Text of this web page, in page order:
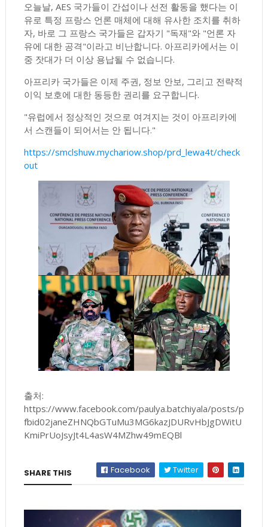
오늘날, AES 국가들이 간섭이나 선전 활동을 했다는 이
유로 특정 프랑스 언론 매체에 대해 유사한 조치를 취하
자, 바로 그 프랑스 국가들은 갑자기 "독재"와 "언론 자
유에 대한 공격"이라고 비난합니다. 아프리카에서는 이
중 잣대가 더 이상 용납될 수 없습니다.
아프리카 국가들은 이제 주권, 정보 안보, 그리고 전략적
이익 보호에 대한 동등한 권리를 요구합니다.
"유럽에서 정상적인 것으로 여겨지는 것이 아프리카에
서 스캔들이 되어서는 안 됩니다."
https://smclshuw.mychariow.shop/prd_lewa4t/check
out
출처:
https://www.facebook.com/paulya.batchiyala/posts/p
fbid02janeZHNQbGTuMu3MG6kazJDURvHbJgDWitU
KmiPrUoJsyJt4L4asW4MZhw49mEQBl
SHARE THIS Facebook Twitter